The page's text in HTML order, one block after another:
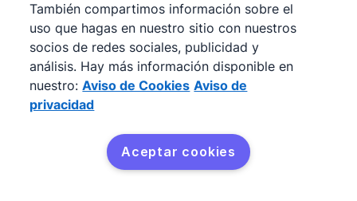
Mantener la comunicación con la clientela
durante todo el proceso de compra con
recordatorios y notificaciones por correo
electrónico
inmobiliarios remotos con software de
También compartimos información sobre el
uso que hagas en nuestro sitio con nuestros
socios de redes sociales, publicidad y
análisis. Hay más información disponible en
nuestro: Aviso de Cookies Aviso de
privacidad
Aceptar cookies